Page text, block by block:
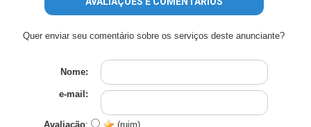
Quer enviar seu comentário sobre os serviços deste anunciante?
Nome:
e-mail:
Avaliação:
(ruim)